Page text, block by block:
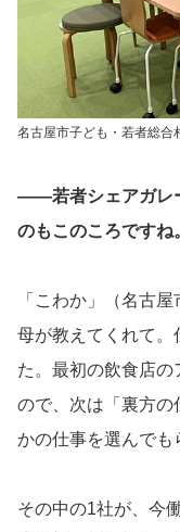
名古屋市子ども・若者総合
――若者シェアガレ
のもこのころですね
「こわか」（名古
母が教えてくれて。
た。最初の飲食店の
ので、次は「裏方の
かの仕事を選んでも
その中の1社が、今